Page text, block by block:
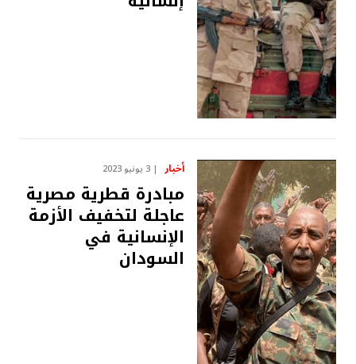
أخبار 3 يونيو 2023
مبادرة قطرية مصرية
عاجلة لتخفيف الأزمة
الإنسانية في
السودان